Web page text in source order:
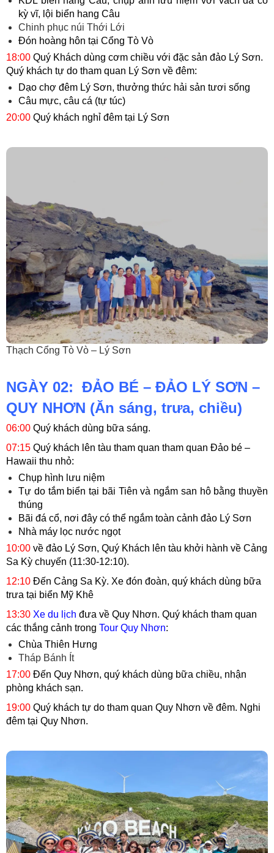
kỳ vĩ, lội biển hang Câu
Chinh phục núi Thới Lới
Đón hoàng hôn tại Cổng Tò Vò
18:00 Quý Khách dùng cơm chiều với đặc sản đảo Lý Sơn.
Quý khách tự do tham quan Lý Sơn về đêm:
Dạo chợ đêm Lý Sơn, thưởng thức hải sản tươi sống
Câu mực, câu cá (tự túc)
20:00 Quý khách nghỉ đêm tại Lý Sơn
Thạch Cổng Tò Vò – Lý Sơn
NGÀY 02: ĐẢO BÉ – ĐẢO LÝ SƠN –
QUY NHƠN (Ăn sáng, trưa, chiều)
06:00 Quý khách dùng bữa sáng.
07:15 Quý khách lên tàu tham quan tham quan Đảo bé –
Hawaii thu nhỏ:
Chụp hình lưu niệm
Tự do tắm biển tại bãi Tiên và ngắm san hô bằng thuyền
thúng
Bãi đá cổ, nơi đây có thể ngắm toàn cảnh đảo Lý Sơn
Nhà máy lọc nước ngọt
10:00 về đảo Lý Sơn, Quý Khách lên tàu khởi hành về Cảng
Sa Kỳ chuyến (11:30-12:10).
12:10 Đến Cảng Sa Kỳ. Xe đón đoàn, quý khách dùng bữa
trưa tại biển Mỹ Khê
13:30 Xe du lịch đưa về Quy Nhơn. Quý khách tham quan
các thắng cảnh trong Tour Quy Nhơn:
Chùa Thiên Hưng
Tháp Bánh Ít
17:00 Đến Quy Nhơn, quý khách dùng bữa chiều, nhận
phòng khách sạn.
19:00 Quý khách tự do tham quan Quy Nhơn về đêm. Nghi
đêm tại Quy Nhơn.